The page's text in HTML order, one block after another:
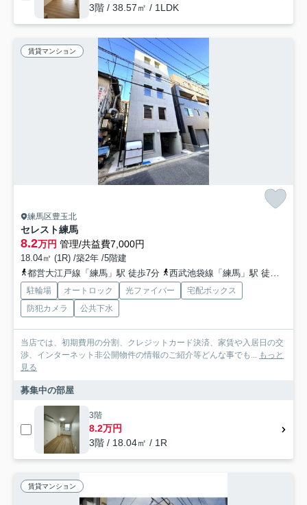
3階 / 38.57㎡ / 1LDK
賃貸マンション
練馬区豊玉北
セレスト練馬
8.2万円 管理/共益費7,000円
18.04㎡ (1R) /築2年 /5階建
都営大江戸線「練馬」駅 徒歩7分
西武池袋線「練馬」駅 徒歩7分
駐輪場 オートロック 光ファイバー
宅配ボックス
防犯カメラ
公共下水
当店では、初期費用の分割、クレジットカード決済、家賃や入居日の交
渉、インターネット非公開物件の情報のご紹介等どんな事でも... もっと
見る
募集中の部屋
3階
8.2万円
3階 / 18.04㎡ / 1R
賃貸マンション